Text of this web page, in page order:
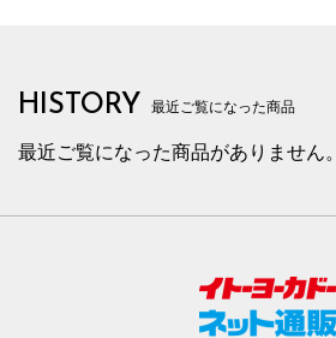
HISTORY 最近ご覧になった商品
最近ご覧になった商品がありません。